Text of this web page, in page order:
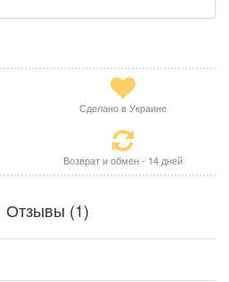
Сделано в Украине
Возврат и обмен - 14 дней
Отзывы (1)